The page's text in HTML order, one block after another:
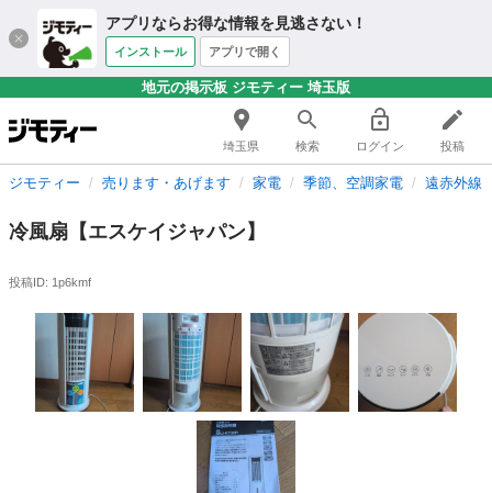
アプリならお得な情報を見逃さない！
インストール アプリで開く
地元の掲示板 ジモティー 埼玉版
埼玉県 検索 ログイン 投稿
ジモティー 売ります・あげます 家電 季節、空調家電 遠赤外線
冷風扇【エスケイジャパン】
投稿ID: 1p6kmf